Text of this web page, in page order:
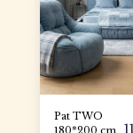
Pat TWO
180*200 cm